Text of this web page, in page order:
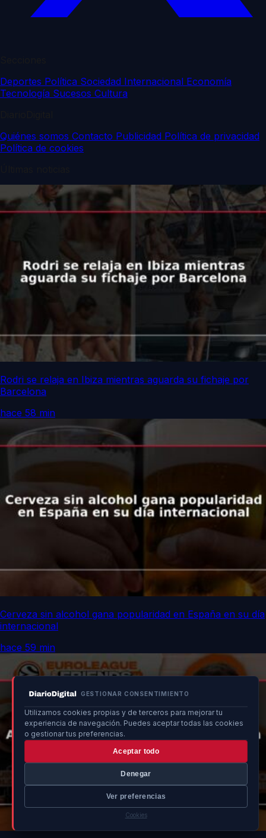
GESTIONAR CONSENTIMIENTO
Utilizamos cookies propias y de terceros para mejorar tu
experiencia de navegación. Puedes aceptar todas las cookies
o gestionar tus preferencias.
Aceptar todo
Denegar
Ver preferencias
Cookies
Deportes Política Sociedad Internacional Economía
Tecnología Sucesos Cultura
Quiénes somos Contacto Publicidad Política de privacidad
Política de cookies
Rodri se relaja en Ibiza mientras aguarda su fichaje por
Barcelona
hace 58 min
Cerveza sin alcohol gana popularidad en España en su día
internacional
hace 59 min